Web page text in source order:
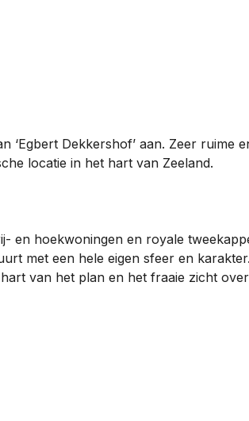
Dekkershof’ aan. Zeer ruime
locatie in het hart van Zeeland.
hoekwoningen en royale
met een hele eigen sfeer en
van het plan en het fraaie zicht